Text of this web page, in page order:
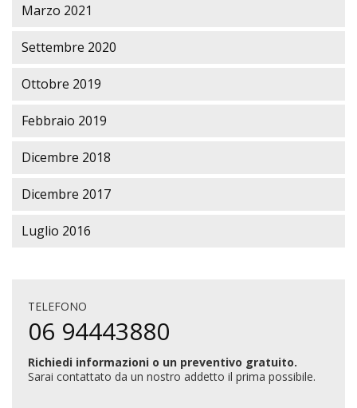
Marzo 2021
Settembre 2020
Ottobre 2019
Febbraio 2019
Dicembre 2018
Dicembre 2017
Luglio 2016
TELEFONO
06 94443880
Richiedi informazioni o un preventivo gratuito.
Sarai contattato da un nostro addetto il prima possibile.